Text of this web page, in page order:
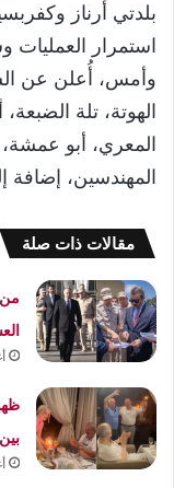
بلدتي أرناز
استمرار العمليات
وأمس، أُعلن عن
الهوتة، تلة
المعري، أبو عمشة،
المهندسين، إضافة
مقالات ذات صلة